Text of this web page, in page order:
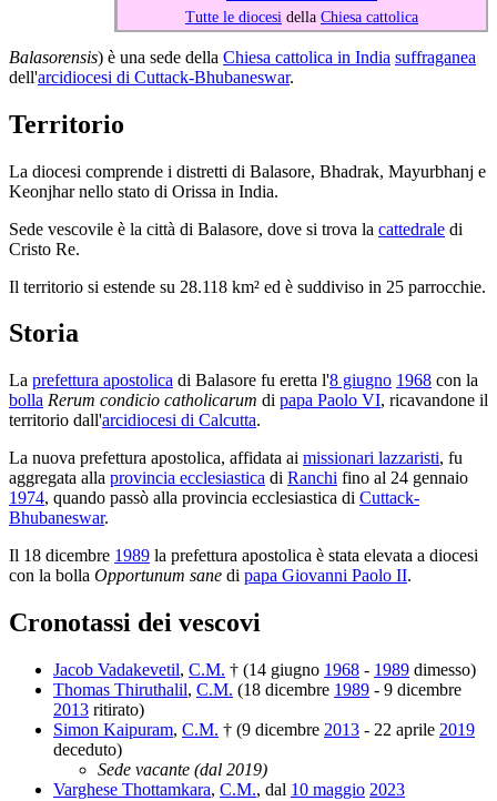
Tutte le diocesi della Chiesa cattolica
Balasorensis) è una sede della Chiesa cattolica in India suffraganea
dell'arcidiocesi di Cuttack-Bhubaneswar.
Territorio
La diocesi comprende i distretti di Balasore, Bhadrak, Mayurbhanj e
Keonjhar nello stato di Orissa in India.
Sede vescovile è la città di Balasore, dove si trova la cattedrale di
Cristo Re.
Il territorio si estende su 28.118 km² ed è suddiviso in 25 parrocchie.
Storia
La prefettura apostolica di Balasore fu eretta l'8 giugno 1968 con la
bolla Rerum condicio catholicarum di papa Paolo VI, ricavandone il
territorio dall'arcidiocesi di Calcutta.
La nuova prefettura apostolica, affidata ai missionari lazzaristi, fu
aggregata alla provincia ecclesiastica di Ranchi fino al 24 gennaio
1974, quando passò alla provincia ecclesiastica di Cuttack-
Bhubaneswar.
Il 18 dicembre 1989 la prefettura apostolica è stata elevata a diocesi
con la bolla Opportunum sane di papa Giovanni Paolo II.
Cronotassi dei vescovi
Jacob Vadakevetil, C.M. † (14 giugno 1968 - 1989 dimesso)
Thomas Thiruthalil, C.M. (18 dicembre 1989 - 9 dicembre
2013 ritirato)
Simon Kaipuram, C.M. † (9 dicembre 2013 - 22 aprile 2019
deceduto)
Sede vacante (dal 2019)
Varghese Thottamkara, C.M., dal 10 maggio 2023